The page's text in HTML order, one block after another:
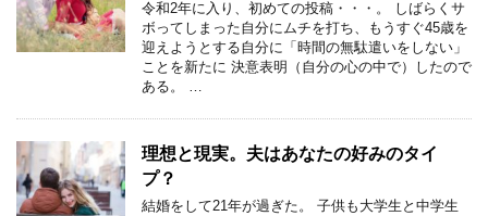
令和2年に入り、初めての投稿・・・。 しばらくサ
ボってしまった自分にムチを打ち、もうすぐ45歳を
迎えようとする自分に「時間の無駄遣いをしない」
ことを新たに 決意表明（自分の心の中で）したので
ある。 …
理想と現実。夫はあなたの好みのタイ
プ？
結婚をして21年が過ぎた。 子供も大学生と中学生